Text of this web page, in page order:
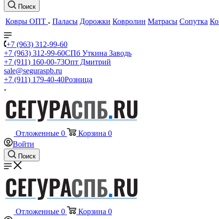
Поиск
Ковры ОПТ Паласы Дорожки Ковролин Матрасы Сопутка
+7 (963) 312-99-60
+7 (963) 312-99-60СПб Уткина Заводь
+7 (911) 160-00-73Опт Дмитрий
sale@seguraspb.ru
+7 (911) 179-40-40Розница
Отложенные 0 Корзина 0
Войти
Поиск
Отложенные 0 Корзина 0